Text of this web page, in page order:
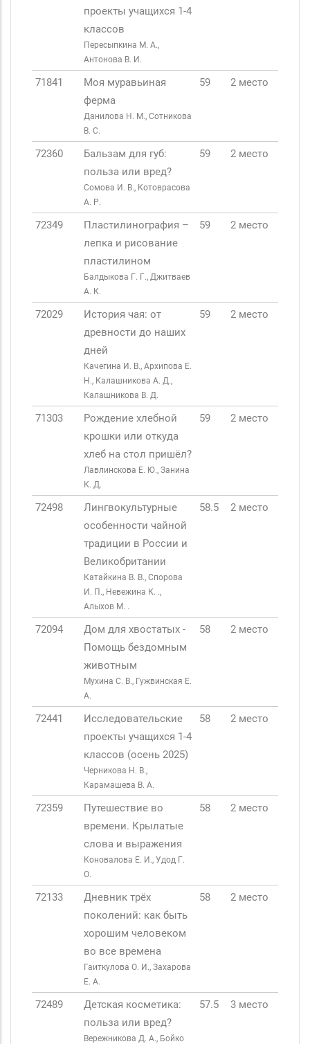
проекты учащихся 1-4
классов
Пересыпкина М. А.,
Антонова В. И.
71841
Моя муравьиная
ферма
Данилова Н. М., Сотникова
В. С.
59 2 место
72360
Бальзам для губ:
польза или вред?
Сомова И. В., Котоврасова
А. Р.
59 2 место
72349
Пластилинография –
лепка и рисование
пластилином
Балдыкова Г. Г., Джитваев
А. К.
59 2 место
72029
История чая: от
древности до наших
дней
Качегина И. В., Архипова Е.
Н., Калашникова А. Д.,
Калашникова В. Д.
59 2 место
71303
Рождение хлебной
крошки или откуда
хлеб на стол пришёл?
Лавлинскова Е. Ю., Занина
К. Д.
59 2 место
72498
Лингвокультурные
особенности чайной
традиции в России и
Великобритании
Катайкина В. В., Спорова
И. П., Невежина К. .,
Алыхов М. .
58.5 2 место
72094
Дом для хвостатых -
Помощь бездомным
животным
Мухина С. В., Гужвинская Е.
А.
58 2 место
72441
Исследовательские
проекты учащихся 1-4
классов (осень 2025)
Черникова Н. В.,
Карамашева В. А.
58 2 место
72359
Путешествие во
времени. Крылатые
слова и выражения
Коновалова Е. И., Удод Г.
О.
58 2 место
72133
Дневник трёх
поколений: как быть
хорошим человеком
во все времена
Гаиткулова О. И., Захарова
Е. А.
58 2 место
72489
Детская косметика:
польза или вред?
Вережникова Д. А., Бойко
57.5 3 место